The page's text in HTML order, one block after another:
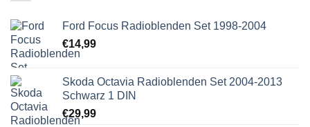
Ford Focus Radioblenden Set 1998-2004
€14,99
Skoda Octavia Radioblenden Set 2004-2013
Schwarz 1 DIN
€29,99